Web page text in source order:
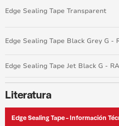
Edge Sealing Tape Transparent
Edge Sealing Tape Black Grey G -
Edge Sealing Tape Jet Black G -
Literatura
Edge Sealing Tape - Información